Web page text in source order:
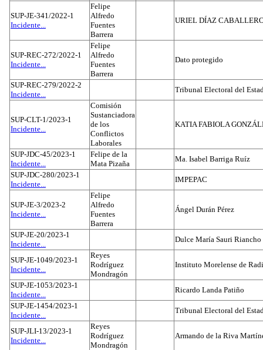
SUP-JE-341/2022-1
Incidente...
Felipe
Alfredo
Fuentes
Barrera
URIEL DÍAZ
SUP-REC-272/2022-1
Incidente...
Felipe
Alfredo
Fuentes
Barrera
Dato protegido
SUP-REC-279/2022-2
Incidente...
Tribunal Electoral del
SUP-CLT-1/2023-1
Incidente...
Comisión
Sustanciadora
de los
Conflictos
Laborales
KATIA FABIOLA
SUP-JDC-45/2023-1
Incidente...
Felipe de la
Mata Pizaña
Ma. Isabel Barriga Ruíz
SUP-JDC-280/2023-1
Incidente...
IMPEPAC
SUP-JE-3/2023-2
Incidente...
Felipe
Alfredo
Fuentes
Barrera
Ángel Durán Pérez
SUP-JE-20/2023-1
Incidente...
Dulce María Sauri
SUP-JE-1049/2023-1
Incidente...
Reyes
Rodríguez
Mondragón
Instituto Morelense de
SUP-JE-1053/2023-1
Incidente...
Ricardo Landa Patiño
SUP-JE-1454/2023-1
Incidente...
Tribunal Electoral del
SUP-JLI-13/2023-1
Incidente...
Reyes
Rodríguez
Mondragón
Armando de la Riva